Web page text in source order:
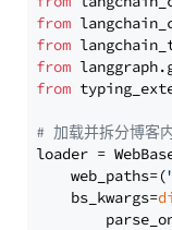
from
from
from
from
# 加载并拆分博客
loader =
    web_paths=(
    bs_kwargs=